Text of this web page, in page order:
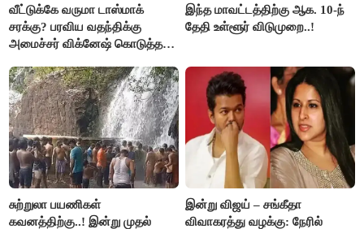
வீட்டுக்கே வருமா டாஸ்மாக்
சரக்கு? பரவிய வதந்திக்கு
அமைச்சர் விக்னேஷ் கொடுத்த
இந்த மாவட்டத்திற்கு ஆக. 10-ந்
தேதி உள்ளூர் விடுமுறை..!
சுற்றுலா பயணிகள்
கவனத்திற்கு..! இன்று முதல்
இன்று விஜய் – சங்கீதா
விவாகரத்து வழக்கு: நேரில்